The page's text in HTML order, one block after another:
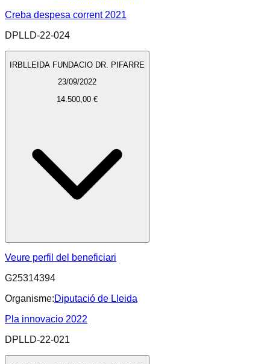
Creba despesa corrent 2021
DPLLD-22-024
IRBLLEIDA FUNDACIO DR. PIFARRE
23/09/2022
14.500,00 €
Veure perfil del beneficiari
G25314394
Organisme:Diputació de Lleida
Pla innovacio 2022
DPLLD-22-021